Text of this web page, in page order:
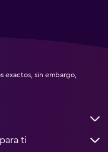
exactos, sin embargo,
ti